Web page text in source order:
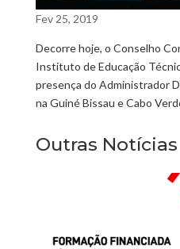
Fev 25, 2019
Decorre hoje, o Conselho
Instituto de Educação
presença do Administrador
na Guiné Bissau e Cabo
Outras Notícias